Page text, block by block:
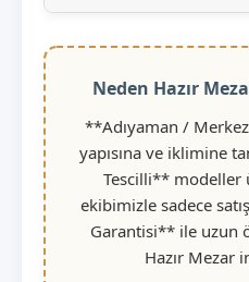
Neden Hazır
**Adıyaman /
yapısına ve iklimine
Tescilli** modeller
ekibimizle sadece
Garantisi** ile uzun
Hazır Mezar